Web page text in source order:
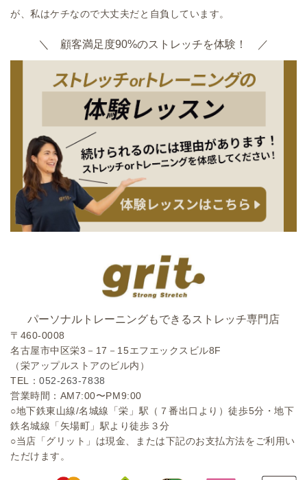
が、私はケチなので大丈夫だと自負しています。
＼ 顧客満足度90%のストレッチを体験！ ／
パーソナルトレーニングもできるストレッチ専門店
〒460-0008
名古屋市中区栄3－17－15エフエックスビル8F
（栄アップルストアのビル内）
TEL：052-263-7838
営業時間：AM7:00〜PM9:00
○地下鉄東山線/名城線「栄」駅（７番出口より）徒歩5分・地下
鉄名城線「矢場町」駅より徒歩３分
○当店「グリット」は現金、または下記のお支払方法をご利用い
ただけます。